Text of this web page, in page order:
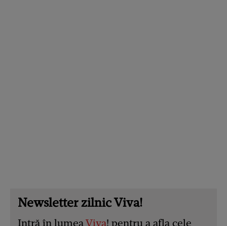
Newsletter zilnic Viva!
Intră în lumeaViva! pentru a afla cele